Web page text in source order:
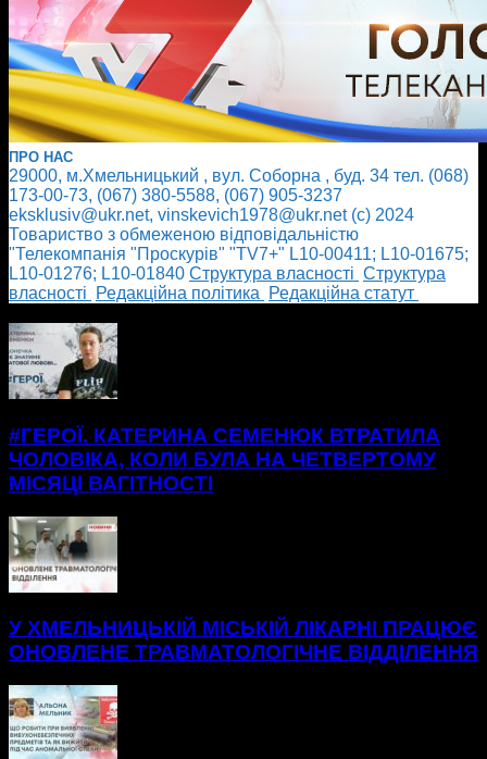
ПРО НАС
29000, м.Хмельницький , вул. Соборна , буд. 34 тел. (068)
173-00-73, (067) 380-5588, (067) 905-3237
eksklusiv@ukr.net, vinskevich1978@ukr.net (с) 2024
Товариство з обмеженою відповідальністю
"Телекомпанія "Проскурів" "TV7+" L10-00411; L10-01675;
L10-01276; L10-01840 Cтруктура власності Cтруктура
власності
Редакційна політика
Редакційна статут
#ГЕРОЇ. КАТЕРИНА СЕМЕНЮК ВТРАТИЛА
ЧОЛОВІКА, КОЛИ БУЛА НА ЧЕТВЕРТОМУ
МІСЯЦІ ВАГІТНОСТІ
У ХМЕЛЬНИЦЬКІЙ МІСЬКІЙ ЛІКАРНІ ПРАЦЮЄ
ОНОВЛЕНЕ ТРАВМАТОЛОГІЧНЕ ВІДДІЛЕННЯ